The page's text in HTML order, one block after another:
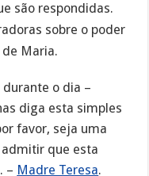
são respondidas.
sobre o poder
Maria.
durante o dia –
diga esta simples
favor, seja uma
que esta
– Madre Teresa.